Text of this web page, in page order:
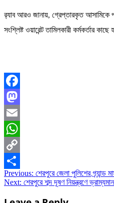
র‌্যাব আরও জানায়, গ্রেপ্তারকৃত আসামিকে
সংশ্লিষ্ট ওয়ারেন্ট তামিলকারী কর্মকর্তার
Facebook
Mastodon
Email
WhatsApp
Copy
Link
Share
Post
navigation
Previous: শেরপুরে জেলা পুলিশের গ্র্যান্ড
Next: শেরপুরে শব্দ দূষণ নিয়ন্ত্রণে